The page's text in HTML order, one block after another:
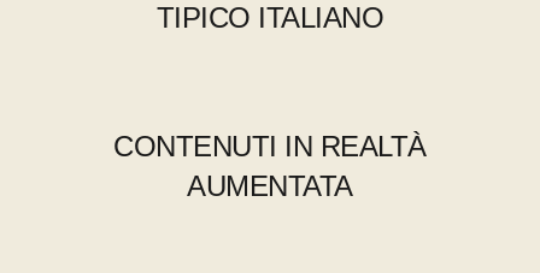
TIPICO ITALIANO
CONTENUTI IN REALTÀ
AUMENTATA